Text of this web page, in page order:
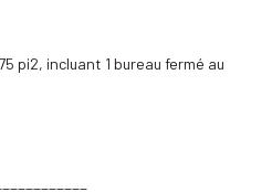
pi2, incluant 1 bureau fermé au